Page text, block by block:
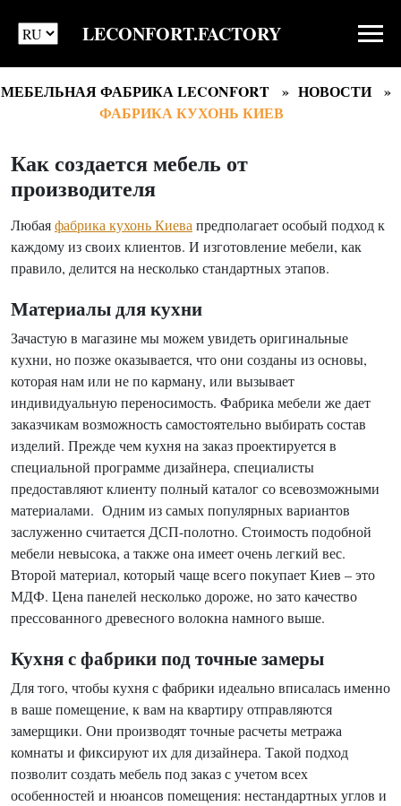
LECONFORT.FACTORY
МЕБЕЛЬНАЯ ФАБРИКА LECONFORT
НОВОСТИ
ФАБРИКА КУХОНЬ КИЕВ
Как создается мебель от
производителя
Любаяфабрика кухонь Киева предполагает особый подход к
каждому из своих клиентов. И изготовление мебели, как
правило, делится на несколько стандартных этапов.
Материалы для кухни
Зачастую в магазине мы можем увидеть оригинальные
кухни, но позже оказывается, что они созданы из основы,
которая нам или не по карману, или вызывает
индивидуальную переносимость. Фабрика мебели же дает
заказчикам возможность самостоятельно выбирать состав
изделий. Прежде чем кухня на заказ проектируется в
специальной программе дизайнера, специалисты
предоставляют клиенту полный каталог со всевозможными
материалами. Одним из самых популярных вариантов
заслуженно считается ДСП-полотно. Стоимость подобной
мебели невысока, а также она имеет очень легкий вес.
Второй материал, который чаще всего покупает Киев – это
МДФ. Цена панелей несколько дороже, но зато качество
прессованного древесного волокна намного выше.
Кухня с фабрики под точные замеры
Для того, чтобы кухня с фабрики идеально вписалась именно
в ваше помещение, к вам на квартиру отправляются
замерщики. Они производят точные расчеты метража
комнаты и фиксируют их для дизайнера. Такой подход
позволит создать мебель под заказ с учетом всех
особенностей и нюансов помещения: нестандартных углов и